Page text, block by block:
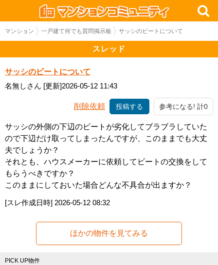
マンション 一戸建て何でも質問掲示板 サッシのビートについて
スレッド
サッシのビートについて
名無しさん [更新]2026-05-12 11:43
削除依頼 投稿する 参考になる! 計0
サッシの外側の下辺のビートが劣化してブラブラしていた
ので下辺だけ取ってしまったんですが、このままでも大丈
夫でしょうか？
それとも、ハウスメーカーに依頼してビートの交換をして
もらうべきですか？
このままにしておいた場合どんな不具合が出ますか？
[スレ作成日時] 2026-05-12 08:32
ほかの物件を見てみる
PICK UP物件